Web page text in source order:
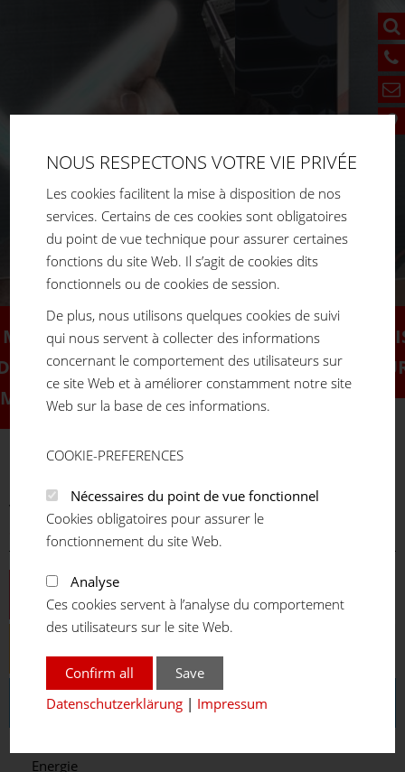
"MON APPRENTISSAGE CHEZ FM SYSTEME
ASSURE LA SÉCURITÉ DE MON AVENIR."
Vous êtes ici:
Accueil Produits
Système gestion de postes
de travail
Systèmes de profilé d'aluminium
Système gestion de postes de travail
Energie
NOUS RESPECTONS VOTRE VIE PRIVÉE
Les cookies facilitent la mise à disposition de nos
services. Certains de ces cookies sont obligatoires
du point de vue technique pour assurer certaines
fonctions du site Web. Il s’agit de cookies dits
fonctionnels ou de cookies de session.
De plus, nous utilisons quelques cookies de suivi
qui nous servent à collecter des informations
concernant le comportement des utilisateurs sur
ce site Web et à améliorer constamment notre site
Web sur la base de ces informations.
COOKIE-PREFERENCES
Nécessaires du point de vue fonctionnel
Cookies obligatoires pour assurer le
fonctionnement du site Web.
Analyse
Ces cookies servent à l’analyse du comportement
des utilisateurs sur le site Web.
Confirm all
Save
Datenschutzerklärung | Impressum